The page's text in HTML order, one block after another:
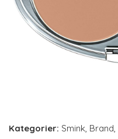
Kategorier: Smink, Brand,